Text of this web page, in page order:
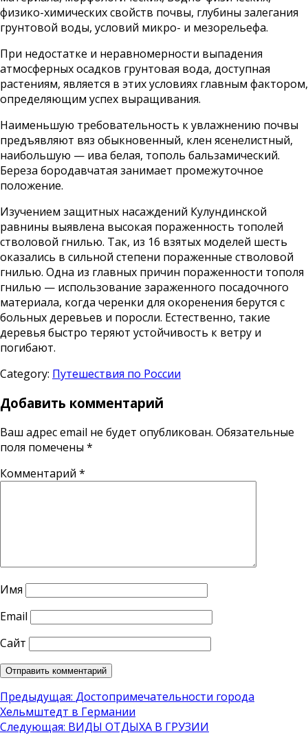
физико-химических свойств почвы, глубины залегания
грунтовой воды, условий микро- и мезорельефа.
При недостатке и неравномерности выпадения
атмосферных осадков грунтовая вода, доступная
растениям, является в этих условиях главным фактором,
определяющим успех выращивания.
Наименьшую требовательность к увлажнению почвы
предъявляют вяз обыкновенный, клен ясенелистный,
наибольшую — ива белая, тополь бальзамический.
Береза бородавчатая занимает промежуточное
положение.
Изучением защитных насаждений Кулундинской
равнины выявлена высокая пораженность тополей
стволовой гнилью. Так, из 16 взятых моделей шесть
оказались в сильной степени пораженные стволовой
гнилью. Одна из главных причин пораженности тополя
гнилью — использование зараженного посадочного
материала, когда черенки для окоренения берутся с
больных деревьев и поросли. Естественно, такие
деревья быстро теряют устойчивость к ветру и
погибают.
Category: Путешествия по России
Добавить комментарий
Ваш адрес email не будет опубликован. Обязательные
поля помечены *
Комментарий *
Имя
Email
Сайт
Навигация
по
Предыдущая: Достопримечательности города
Хельмштедт в Германии
Следующая: ВИДЫ ОТДЫХА В ГРУЗИИ